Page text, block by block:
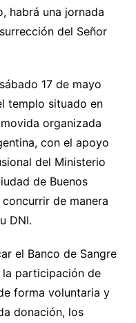
habrá una jornada
del Señor
17 de mayo
templo situado en
organizada
con el apoyo
del Ministerio
de Buenos
de manera
DNI.
el Banco de Sangre
participación de
forma voluntaria y
donación, los